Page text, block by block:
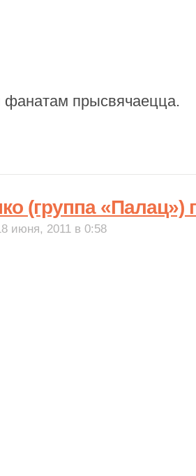
фанатам прысвячаецца.
(группа «Палац»)
июня, 2011 в 0:58